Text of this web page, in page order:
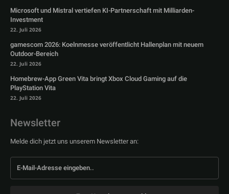
Microsoft und Mistral vertiefen KI-Partnerschaft mit Milliarden-
Investment
22. Juli 2026
gamescom 2026: Koelnmesse veröffentlicht Hallenplan mit neuem
Outdoor-Bereich
22. Juli 2026
Homebrew-App Green Vita bringt Xbox Cloud Gaming auf die
PlayStation Vita
22. Juli 2026
Newsletter
Melde dich jetzt uns unserem Newsletter an: